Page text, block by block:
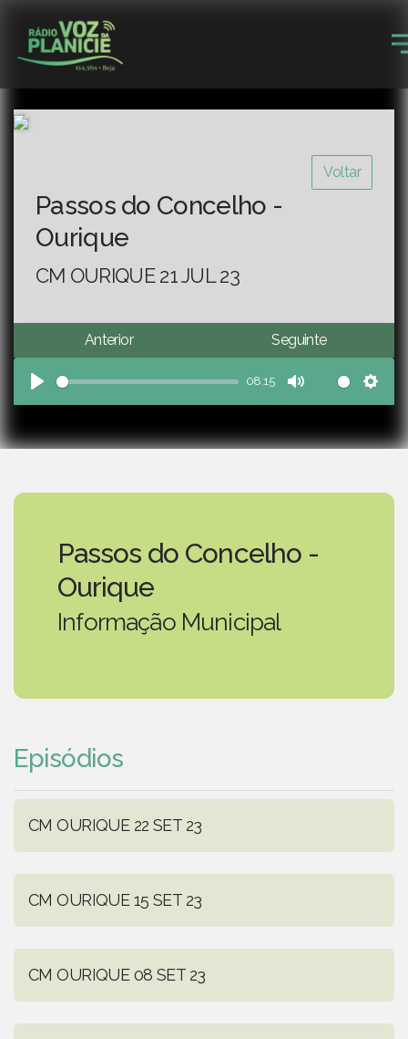
Voltar
Passos do Concelho -
Ourique
CM OURIQUE 21 JUL 23
Anterior Seguinte
Play
08:15
Mute
Passos do Concelho -
Ourique
Informação Municipal
Episódios
CM OURIQUE 22 SET 23
CM OURIQUE 15 SET 23
CM OURIQUE 08 SET 23